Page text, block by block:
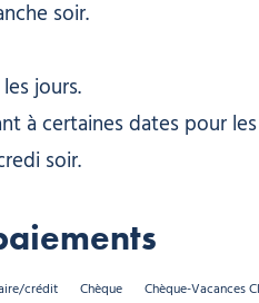
soir.
jours.
à certaines dates pour
soir.
crédit Chèque Chèque-Vacances